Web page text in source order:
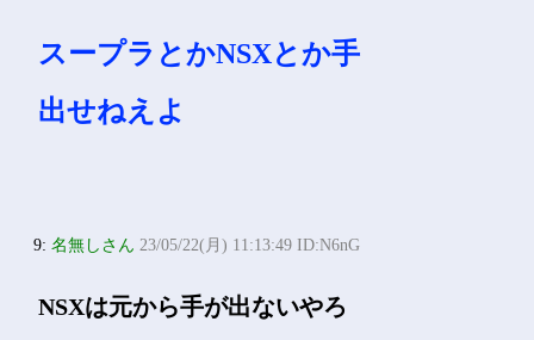
スープラとかNSXとか手
出せねえよ
9:名無しさん 23/05/22(月) 11:13:49 ID:N6nG
NSXは元から手が出ないやろ